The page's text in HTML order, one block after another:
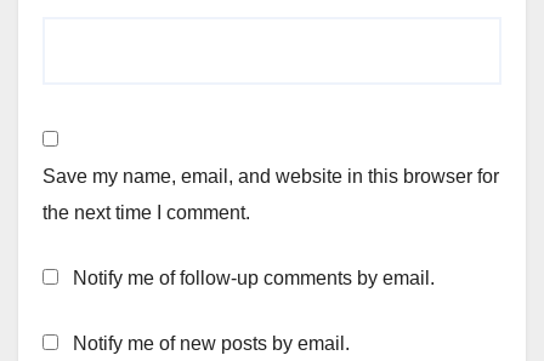
Save my name, email, and website in this browser for
the next time I comment.
Notify me of follow-up comments by email.
Notify me of new posts by email.